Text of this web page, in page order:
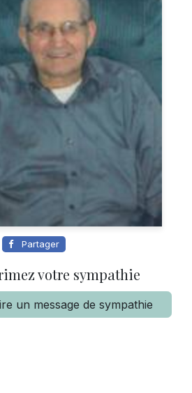
Partager
votre sympathie
un message de sympathie